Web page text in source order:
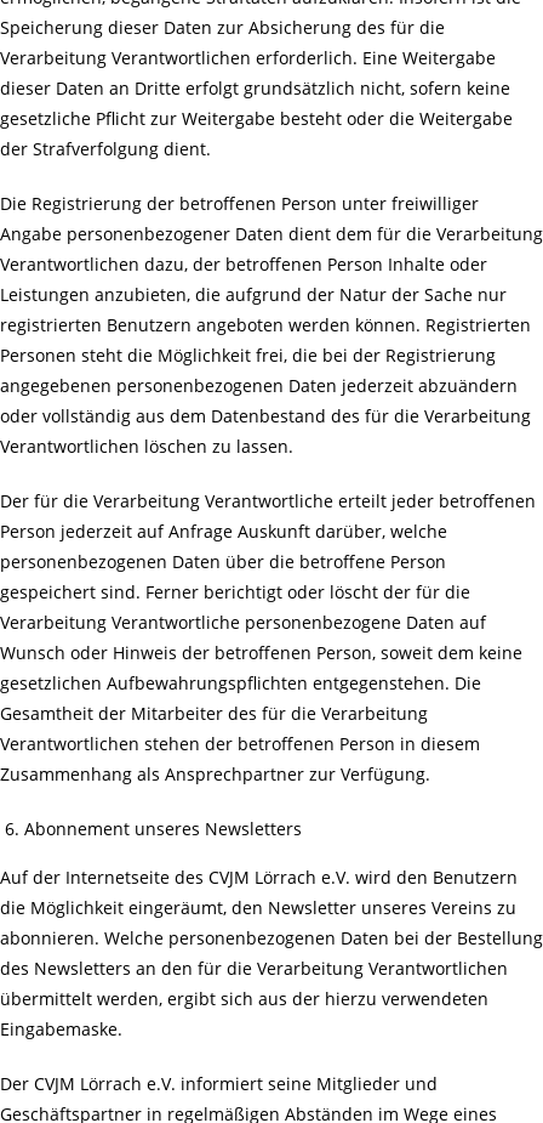
Speicherung dieser Daten zur Absicherung des für die
Verarbeitung Verantwortlichen erforderlich. Eine Weitergabe
dieser Daten an Dritte erfolgt grundsätzlich nicht, sofern keine
gesetzliche Pflicht zur Weitergabe besteht oder die Weitergabe
der Strafverfolgung dient.
Die Registrierung der betroffenen Person unter freiwilliger
Angabe personenbezogener Daten dient dem für die Verarbeitung
Verantwortlichen dazu, der betroffenen Person Inhalte oder
Leistungen anzubieten, die aufgrund der Natur der Sache nur
registrierten Benutzern angeboten werden können. Registrierten
Personen steht die Möglichkeit frei, die bei der Registrierung
angegebenen personenbezogenen Daten jederzeit abzuändern
oder vollständig aus dem Datenbestand des für die Verarbeitung
Verantwortlichen löschen zu lassen.
Der für die Verarbeitung Verantwortliche erteilt jeder betroffenen
Person jederzeit auf Anfrage Auskunft darüber, welche
personenbezogenen Daten über die betroffene Person
gespeichert sind. Ferner berichtigt oder löscht der für die
Verarbeitung Verantwortliche personenbezogene Daten auf
Wunsch oder Hinweis der betroffenen Person, soweit dem keine
gesetzlichen Aufbewahrungspflichten entgegenstehen. Die
Gesamtheit der Mitarbeiter des für die Verarbeitung
Verantwortlichen stehen der betroffenen Person in diesem
Zusammenhang als Ansprechpartner zur Verfügung.
Abonnement unseres Newsletters
Auf der Internetseite des CVJM Lörrach e.V. wird den Benutzern
die Möglichkeit eingeräumt, den Newsletter unseres Vereins zu
abonnieren. Welche personenbezogenen Daten bei der Bestellung
des Newsletters an den für die Verarbeitung Verantwortlichen
übermittelt werden, ergibt sich aus der hierzu verwendeten
Eingabemaske.
Der CVJM Lörrach e.V. informiert seine Mitglieder und
Geschäftspartner in regelmäßigen Abständen im Wege eines